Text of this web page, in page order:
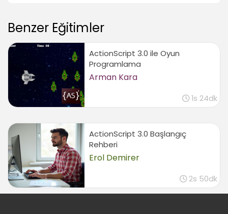
Son kontrol ve test
01:43
Sonuç
Sonuç
01:09
Benzer Eğitimler
ActionScript 3.0 ile Oyun
Programlama
Arman Kara
1s 24dk
ActionScript 3.0 Başlangıç
Rehberi
Erol Demirer
2s 50dk